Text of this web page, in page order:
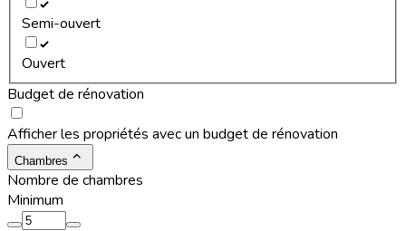
Semi-ouvert
Ouvert
Budget de rénovation
Afficher les propriétés avec un budget de rénovation
Chambres
Nombre de chambres
Minimum